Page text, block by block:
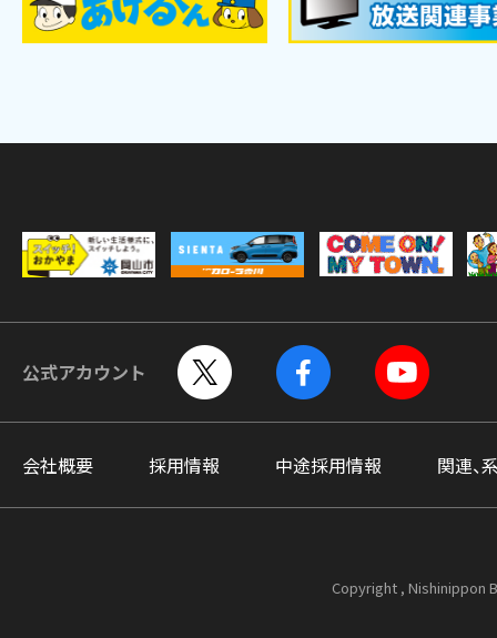
公式アカウント
会社概要 採用情報 中途採用情報 関連、
Copyright , Nishinippon